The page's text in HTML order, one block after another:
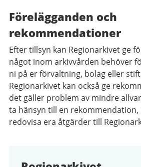
Förelägganden och
rekommendationer
Efter tillsyn kan Regionarkivet ge
något inom arkivvården behöver
ni på er förvaltning, bolag eller
Regionarkivet kan också ge
det gäller problem av mindre
ta hänsyn till en
redovisa era åtgärder till